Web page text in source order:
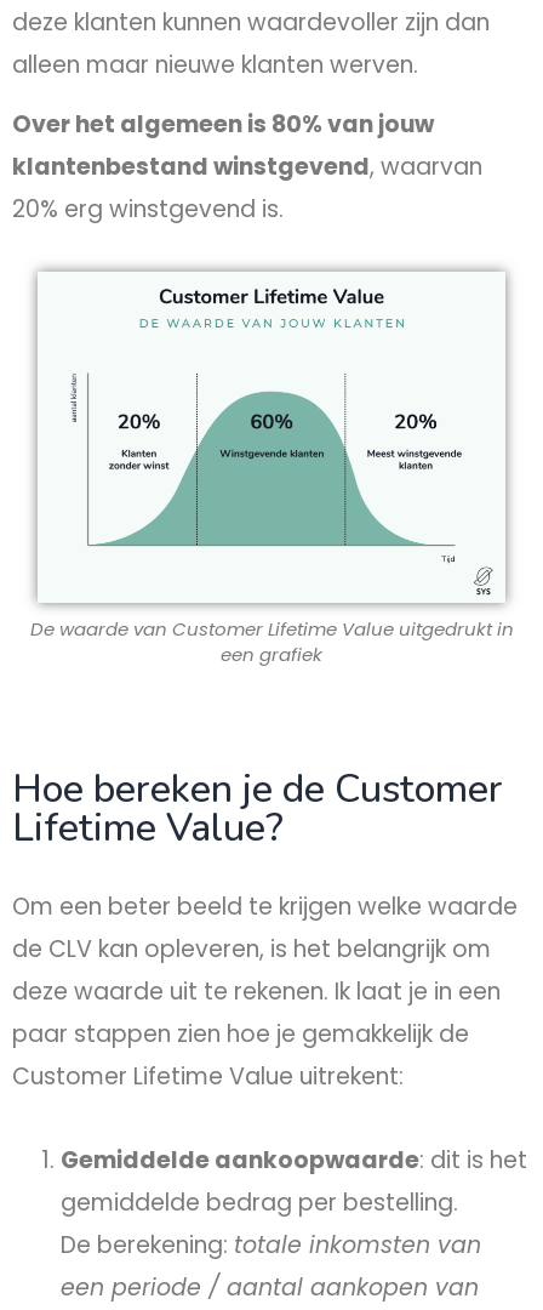
deze klanten kunnen waardevoller zijn dan
alleen maar nieuwe klanten werven.
Over het algemeen is 80% van jouw
klantenbestand winstgevend, waarvan
20% erg winstgevend is.
De waarde van Customer Lifetime Value uitgedrukt in
een grafiek
Hoe bereken je de Customer
Lifetime Value?
Om een beter beeld te krijgen welke waarde
de CLV kan opleveren, is het belangrijk om
deze waarde uit te rekenen. Ik laat je in een
paar stappen zien hoe je gemakkelijk de
Customer Lifetime Value uitrekent:
Gemiddelde aankoopwaarde: dit is het
gemiddelde bedrag per bestelling.
De berekening: totale inkomsten van
een periode / aantal aankopen van